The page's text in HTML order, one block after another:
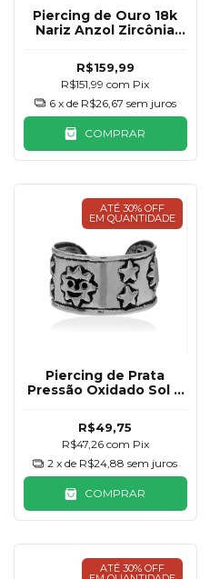
Piercing de Ouro 18k
Nariz Anzol Zircônia
R$159,99
R$151,99com Pix
6 x de R$26,67 sem juros
COMPRAR
ATÉ 30% OFF
EM QUANTIDADE
Piercing de Prata
Pressão Oxidado Sol e
R$49,75
R$47,26 com Pix
2 x de R$24,88 sem juros
COMPRAR
ATÉ 30% OFF